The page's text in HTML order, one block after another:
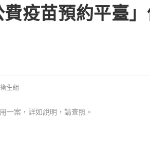
疫苗預約平臺
生組
一案，詳如說明，請查照。